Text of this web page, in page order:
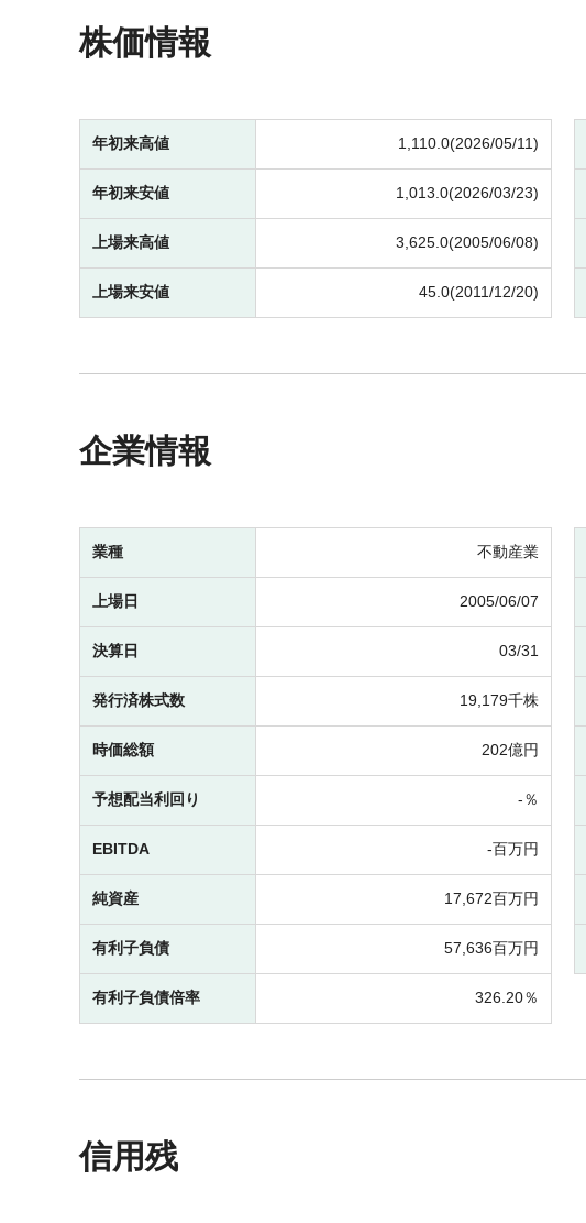
株価情報
年初来高値 1,110.0(2026/05/11)
年初来安値 1,013.0(2026/03/23)
上場来高値 3,625.0(2005/06/08)
上場来安値 45.0(2011/12/20)
企業情報
業種 不動産業
上場日 2005/06/07
決算日 03/31
発行済株式数 19,179千株
時価総額 202億円
予想配当利回り -％
EBITDA -百万円
純資産 17,672百万円
有利子負債 57,636百万円
有利子負債倍率 326.20％
信用残